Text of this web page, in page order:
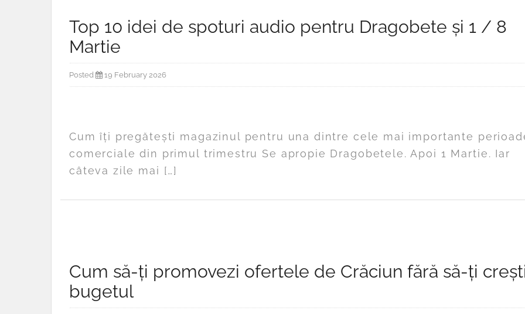
Top 10 idei de spoturi audio pentru Dragobete și 1 / 8
Martie
Posted 19 February 2026
Cum îți pregătești magazinul pentru una dintre cele mai importante
comerciale din primul trimestru Se apropie Dragobetele. Apoi 1 Martie. Iar
câteva zile mai […]
Cum să-ți promovezi ofertele de Crăciun fără să-ți
bugetul